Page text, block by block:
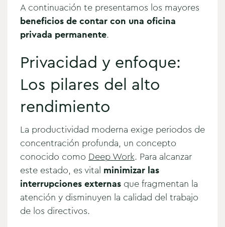
A continuación te presentamos los mayores
beneficios de contar con una oficina
privada permanente.
Privacidad y enfoque:
Los pilares del alto
rendimiento
La productividad moderna exige periodos de
concentración profunda, un concepto
conocido como Deep Work. Para alcanzar
este estado, es vital minimizar las
interrupciones externas que fragmentan la
atención y disminuyen la calidad del trabajo
de los directivos.